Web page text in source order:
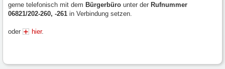
gerne telefonisch mit dem Bürgerbüro unter der Rufnummer
06821/202-260, -261 in Verbindung setzen.
oder hier.